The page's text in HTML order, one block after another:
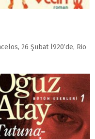
26 Şubat l920’de, Rio